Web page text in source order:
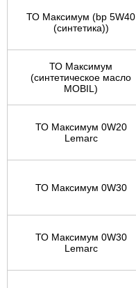
ТО Максимум (bp 5W40
(синтетика))
ТО Максимум
(cинтетическое масло
MOBIL)
ТО Максимум 0W20
Lemarc
ТО Максимум 0W30
ТО Максимум 0W30
Lemarc